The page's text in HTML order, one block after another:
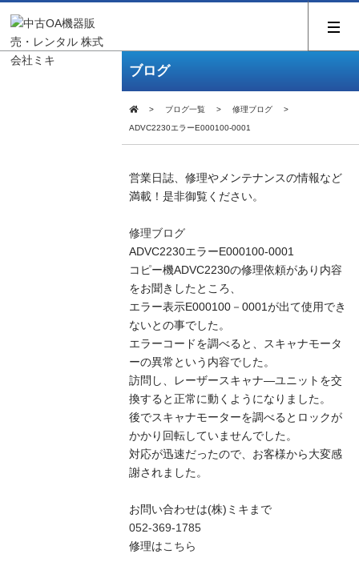
ブログ
ブログ一覧 修理ブログ
ADVC2230エラーE000100-0001
営業日誌、修理やメンテナンスの情報など
満載！是非御覧ください。
修理ブログ
ADVC2230エラーE000100-0001
コピー機ADVC2230の修理依頼があり内容
をお聞きしたところ、
エラー表示E000100－0001が出て使用でき
ないとの事でした。
エラーコードを調べると、スキャナモータ
ーの異常という内容でした。
訪問し、レーザースキャナ―ユニットを交
換すると正常に動くようになりました。
後でスキャナモーターを調べるとロックが
かかり回転していませんでした。
対応が迅速だったので、お客様から大変感
謝されました。
お問い合わせは(株)ミキまで
052-369-1785
修理はこちら